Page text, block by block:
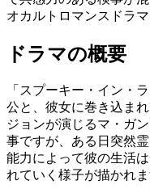
オカルトロマンスドラマ
ドラマの概要
「スプーキー・イン・
公と、彼女に巻き込ま
ジョンが演じるマ・ガ
事ですが、ある日突然
能力によって彼の生活
れていく様子が描かれま